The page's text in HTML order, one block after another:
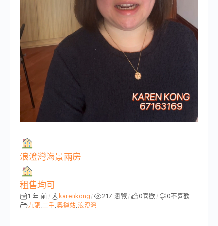
浪澄灣海景兩房
租售均可
1 年 前 / karenkong / 217 瀏覽 / 0喜歡 / 0不喜歡
九龍,二手,奧運站,浪澄灣